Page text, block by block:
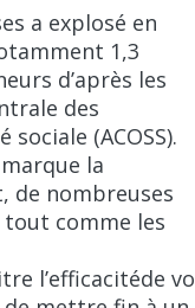
a explosé en
1,3
d’après les
des
(ACOSS).
la
de nombreuses
tout comme les
l’efficacitéde vo